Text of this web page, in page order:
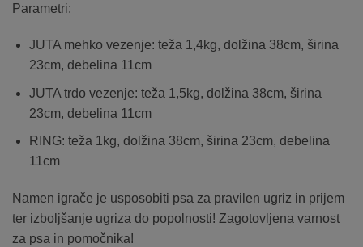
Parametri:
JUTA mehko vezenje: teža 1,4kg, dolžina 38cm, širina
23cm, debelina 11cm
JUTA trdo vezenje: teža 1,5kg, dolžina 38cm, širina
23cm, debelina 11cm
RING: teža 1kg, dolžina 38cm, širina 23cm, debelina
11cm
Namen igrače je usposobiti psa za pravilen ugriz in prijem
ter izboljšanje ugriza do popolnosti! Zagotovljena varnost
za psa in pomočnika!